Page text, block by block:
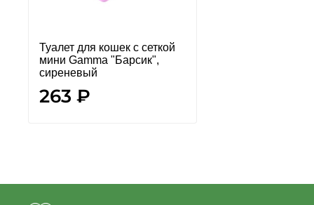
Туалет для кошек c сеткой
мини Gamma "Барсик",
сиреневый
263 ₽